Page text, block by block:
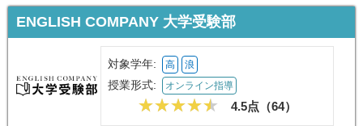
ENGLISH COMPANY 大学受験部
対象学年: 高 浪
授業形式: オンライン指導
4.5点（64）